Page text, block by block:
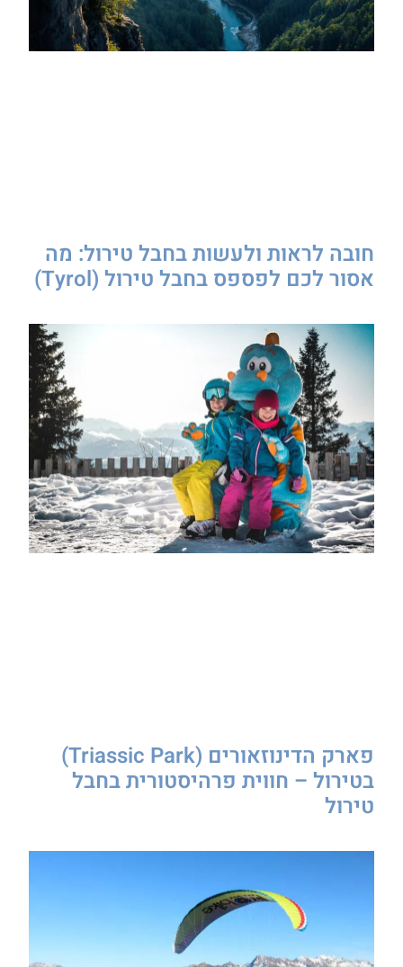
חובה לראות ולעשות בחבל טירול: מה
אסור לכם לפספס בחבל טירול (Tyrol)
פארק הדינוזאורים (Triassic Park)
בטירול – חווית פרהיסטורית בחבל
טירול